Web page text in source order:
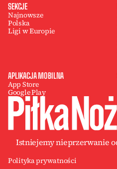
SEKCJE
Najnowsze
Polska
Ligi w Europie
APLIKACJA MOBILNA
App Store
Google Play
Istniejemy nieprzerwanie
Polityka prywatności